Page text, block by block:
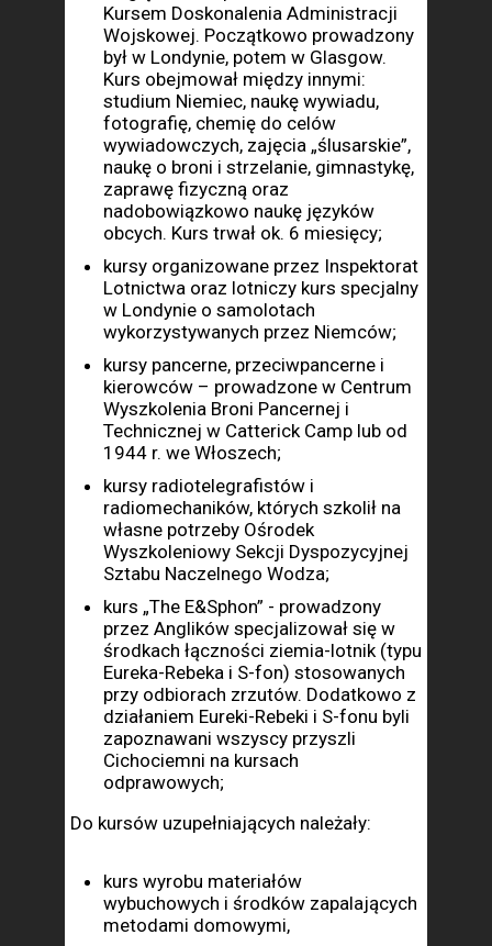
Kursem Doskonalenia Administracji
Wojskowej. Początkowo prowadzony
był w Londynie, potem w Glasgow.
Kurs obejmował między innymi:
studium Niemiec, naukę wywiadu,
fotografię, chemię do celów
wywiadowczych, zajęcia „ślusarskie”,
naukę o broni i strzelanie, gimnastykę,
zaprawę fizyczną oraz
nadobowiązkowo naukę języków
obcych. Kurs trwał ok. 6 miesięcy;
kursy organizowane przez Inspektorat
Lotnictwa oraz lotniczy kurs specjalny
w Londynie o samolotach
wykorzystywanych przez Niemców;
kursy pancerne, przeciwpancerne i
kierowców – prowadzone w Centrum
Wyszkolenia Broni Pancernej i
Technicznej w Catterick Camp lub od
1944 r. we Włoszech;
kursy radiotelegrafistów i
radiomechaników, których szkolił na
własne potrzeby Ośrodek
Wyszkoleniowy Sekcji Dyspozycyjnej
Sztabu Naczelnego Wodza;
kurs „The E&Sphon” - prowadzony
przez Anglików specjalizował się w
środkach łączności ziemia-lotnik (typu
Eureka-Rebeka i S-fon) stosowanych
przy odbiorach zrzutów. Dodatkowo z
działaniem Eureki-Rebeki i S-fonu byli
zapoznawani wszyscy przyszli
Cichociemni na kursach
odprawowych;
Do kursów uzupełniających należały:
kurs wyrobu materiałów
wybuchowych i środków zapalających
metodami domowymi,